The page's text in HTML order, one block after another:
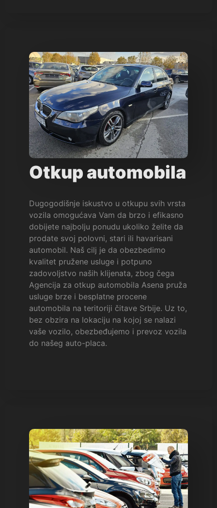
Otkup automobila
Dugogodišnje iskustvo u otkupu svih vrsta
vozila omogućava Vam da brzo i efikasno
dobijete najbolju ponudu ukoliko želite da
prodate svoj polovni, stari ili havarisani
automobil. Naš cilj je da obezbedimo
kvalitet pružene usluge i potpuno
zadovoljstvo naših klijenata, zbog čega
Agencija za otkup automobila Asena pruža
usluge brze i besplatne procene
automobila na teritoriji čitave Srbije. Uz to,
bez obzira na lokaciju na kojoj se nalazi
vaše vozilo, obezbeđujemo i prevoz vozila
do našeg auto-placa.